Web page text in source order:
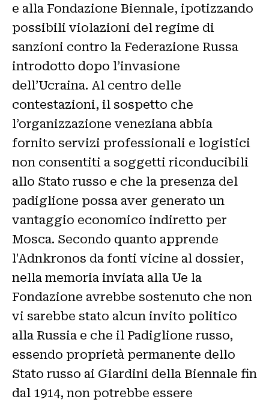
e alla Fondazione Biennale, ipotizzando
possibili violazioni del regime di
sanzioni contro la Federazione Russa
introdotto dopo l’invasione
dell’Ucraina. Al centro delle
contestazioni, il sospetto che
l’organizzazione veneziana abbia
fornito servizi professionali e logistici
non consentiti a soggetti riconducibili
allo Stato russo e che la presenza del
padiglione possa aver generato un
vantaggio economico indiretto per
Mosca. Secondo quanto apprende
l'Adnkronos da fonti vicine al dossier,
nella memoria inviata alla Ue la
Fondazione avrebbe sostenuto che non
vi sarebbe stato alcun invito politico
alla Russia e che il Padiglione russo,
essendo proprietà permanente dello
Stato russo ai Giardini della Biennale fin
dal 1914, non potrebbe essere